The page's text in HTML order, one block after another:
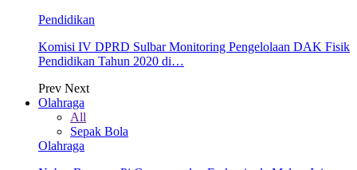
Pendidikan
Komisi IV DPRD Sulbar Monitoring Pengelolaan DAK Fisik
Pendidikan Tahun 2020 di…
Prev Next
Olahraga
All
Sepak Bola
Olahraga